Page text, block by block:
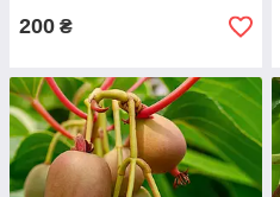
200 ₴